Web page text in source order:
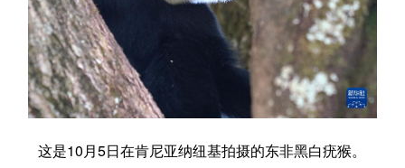
法律 金融 汽车
食品 信息化 数字经济
学术中国 乡村振兴 银龄 溯源中国
城市 旅游 能源 会展
这是10月5日在肯尼亚纳纽基拍摄的东非黑白疣猴。